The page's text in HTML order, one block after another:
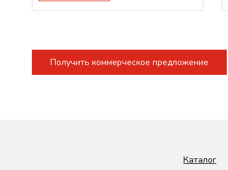
Получить коммерческое предложение
Каталог